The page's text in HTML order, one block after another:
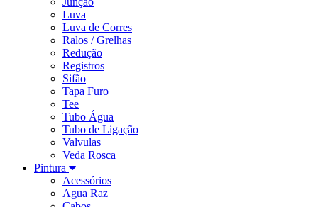
Luva
Luva de Corres
Ralos / Grelhas
Redução
Registros
Sifão
Tapa Furo
Tee
Tubo Água
Tubo de Ligação
Valvulas
Veda Rosca
Pintura
Acessórios
Agua Raz